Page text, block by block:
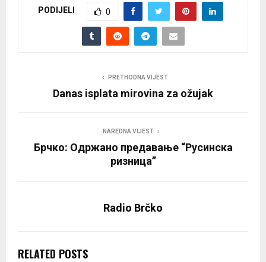
PODIJELI 0
PRETHODNA VIJEST
Danas isplata mirovina za ožujak
NAREDNA VIJEST
Брчко: Одржано предавање “Русинска
ризница”
Radio Brčko
RELATED POSTS